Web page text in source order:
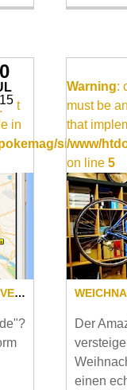
in
site/
BIKES PRIVAT MIETEN & VERMIETEN?
Warning:
must be
that
/www/
on line5
Der
einen